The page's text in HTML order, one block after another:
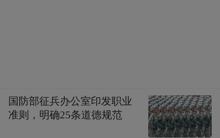
国防部征兵办公室印发职业
准则，明确25条道德规范